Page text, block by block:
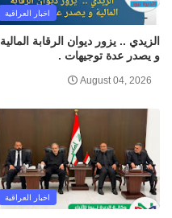
اخبار العراقية
الزيدي .. يزور ديوان الرقابة المالية
و يصدر عدة توجيهات .
August 04, 2026
اخبار العراقية